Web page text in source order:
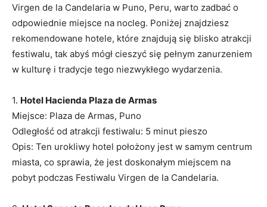
Virgen de la ​Candelaria w Puno, Peru, warto zadbać o
odpowiednie miejsce na⁣ nocleg. Poniżej znajdziesz
rekomendowane hotele, ⁤które znajdują się ‌blisko atrakcji
festiwalu, tak abyś mógł ⁢cieszyć się pełnym zanurzeniem
w kulturę i ​tradycje tego niezwykłego wydarzenia.
1. Hotel Hacienda ⁣Plaza de ⁢Armas
Miejsce: ⁤Plaza de‍ Armas, ⁣Puno
Odległość od atrakcji festiwalu:⁢ 5 minut pieszo
Opis:⁣ Ten urokliwy hotel położony jest w⁣ samym ‌centrum
miasta, ‍co sprawia, że jest ⁢doskonałym miejscem na
pobyt podczas Festiwalu Virgen de la Candelaria.